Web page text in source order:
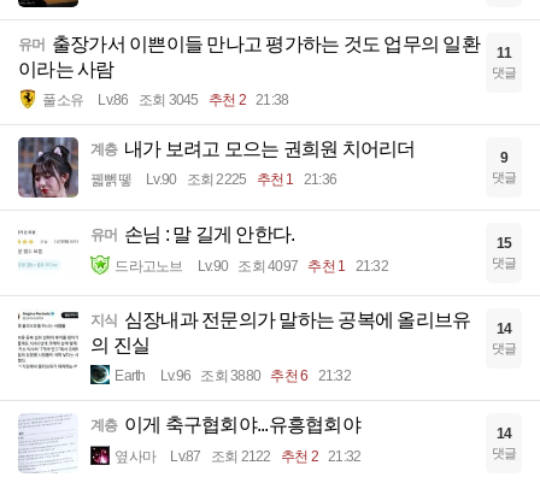
유머 출장가서 이쁜이들 만나고 평가하는 것도 업무의 일환
이라는 사람
풀소유 Lv.86 조회 3045 추천 2 21:38
11
댓글
계층 내가 보려고 모으는 권희원 치어리더
꿻뻵뗗 Lv.90 조회 2225 추천 1 21:36
9
댓글
유머 손님 : 말 길게 안한다.
드라고노브 Lv.90 조회 4097 추천 1 21:32
15
댓글
지식
심장내과 전문의가 말하는 공복에 올리브유
의 진실
Earth Lv.96 조회 3880 추천 6 21:32
14
댓글
계층 이게 축구협회야...유흥협회야
옆사마 Lv.87 조회 2122 추천 2 21:32
14
댓글